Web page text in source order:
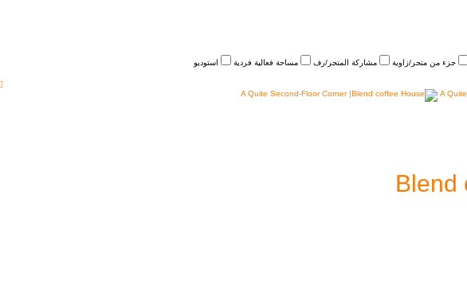
جزء من متجر/زاوية مشاركة المتجر/رف مساحة فعالية فردية
استوديو